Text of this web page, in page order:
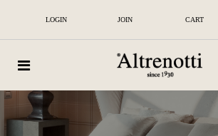
노
전
이
LOGIN JOIN CART